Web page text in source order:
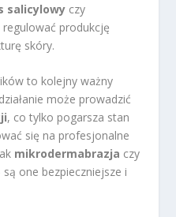
salicylowy czy
produkcję
skóry.
to kolejny ważny
może prowadzić
, co tylko pogarsza stan
się na profesjonalne
mikrodermabrazja czy
są one bezpieczniejsze i